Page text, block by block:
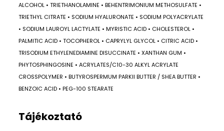
ALCOHOL • TRIETHANOLAMINE • BEHENTRIMONIUM METHOSULFATE •
TRIETHYL CITRATE • SODIUM HYALURONATE • SODIUM POLYACRYLATE
• SODIUM LAUROYL LACTYLATE • MYRISTIC ACID • CHOLESTEROL •
PALMITIC ACID • TOCOPHEROL • CAPRYLYL GLYCOL • CITRIC ACID •
TRISODIUM ETHYLENEDIAMINE DISUCCINATE • XANTHAN GUM •
PHYTOSPHINGOSINE • ACRYLATES/C10-30 ALKYL ACRYLATE
CROSSPOLYMER • BUTYROSPERMUM PARKII BUTTER / SHEA BUTTER •
BENZOIC ACID • PEG-100 STEARATE
Tájékoztató